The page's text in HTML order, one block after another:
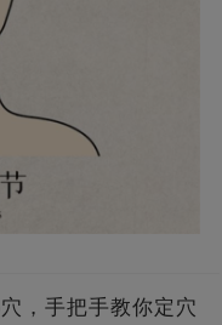
，手把手教你定穴